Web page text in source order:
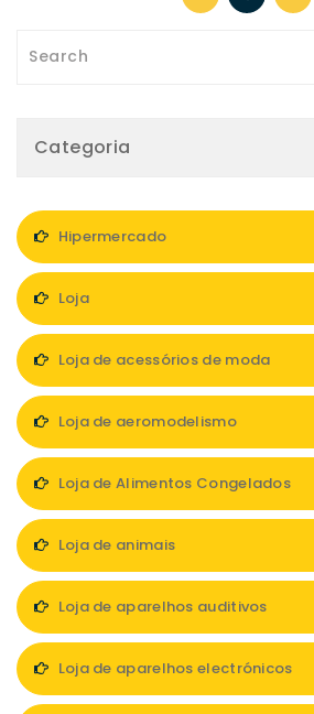
Categoria
Hipermercado
Loja
Loja de acessórios de moda
Loja de aeromodelismo
Loja de Alimentos Congelados
Loja de animais
Loja de aparelhos auditivos
Loja de aparelhos electrónicos